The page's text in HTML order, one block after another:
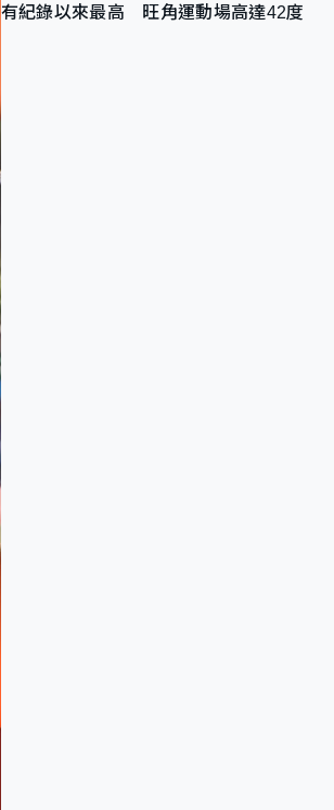
有紀錄以來最高 旺角運動場高達42度